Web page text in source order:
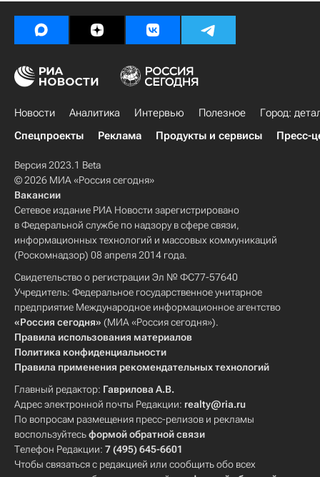
Новости Аналитика Интервью Полезное
Город:
Спецпроекты
Реклама Продукты и сервисы Пресс-
Версия 2023.1 Beta
© 2026 МИА «Россия сегодня»
Вакансии
Сетевое издание РИА Новости зарегистрировано
в Федеральной службе по надзору в сфере связи,
информационных технологий и массовых коммуникаций
(Роскомнадзор) 08 апреля 2014 года.
Свидетельство о регистрации Эл № ФС77-57640
Учредитель: Федеральное государственное унитарное
предприятие Международное информационное агентство
«Россия сегодня» (МИА «Россия сегодня»).
Правила использования материалов
Политика конфиденциальности
Правила применения рекомендательных технологий
Главный редактор: Гаврилова А.В.
Адрес электронной почты Редакции: realty@ria.ru
По вопросам размещения пресс-релизов и рекламы
воспользуйтесьформой обратной связи
Телефон Редакции: 7 (495) 645-6601
Чтобы связаться с редакцией или сообщить обо всех